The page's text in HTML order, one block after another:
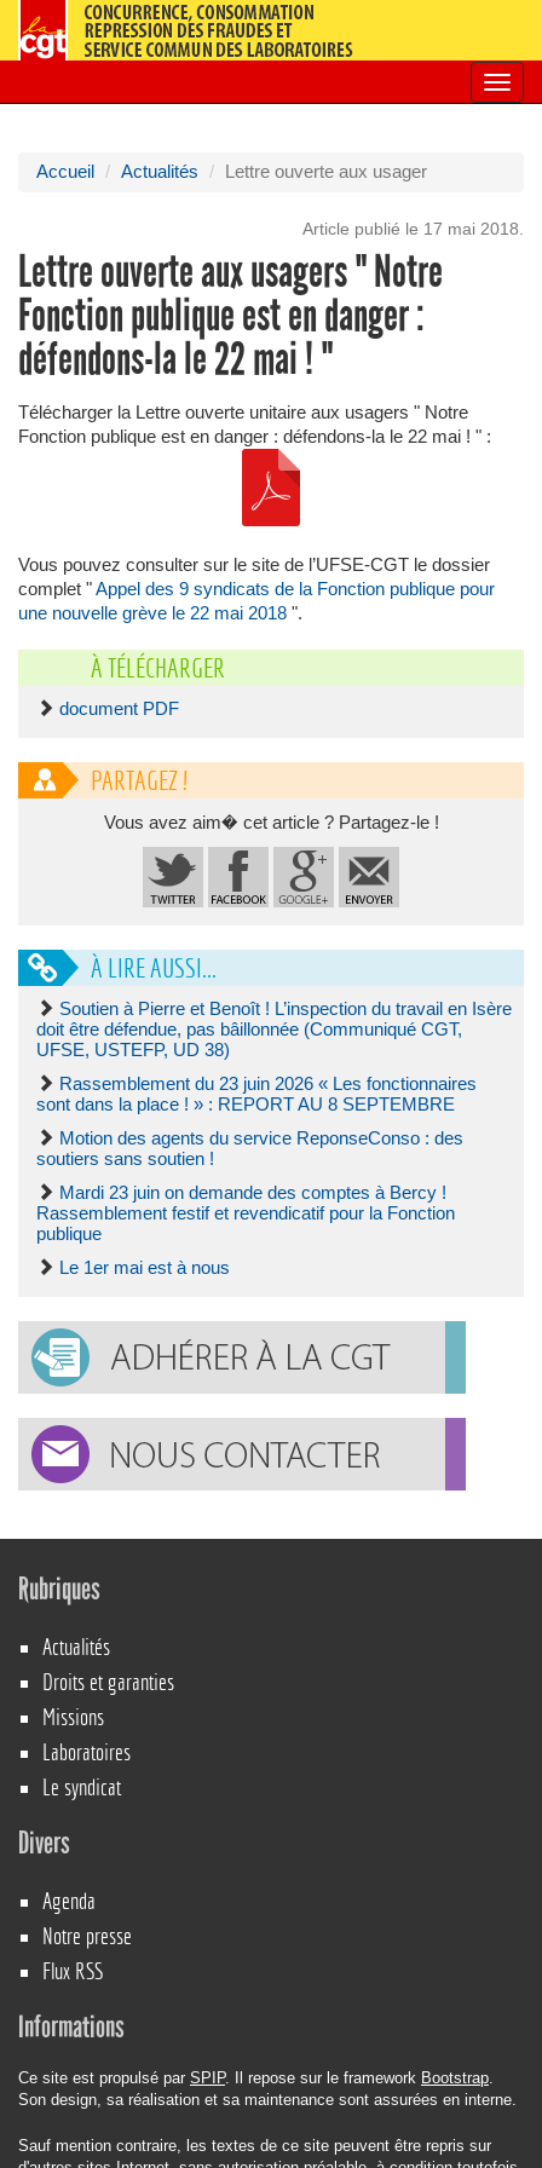
Accueil Actualités Lettre ouverte aux usager
Article publié le 17 mai 2018.
Lettre ouverte aux usagers " Notre
Fonction publique est en danger :
défendons-la le 22 mai ! "
Télécharger la Lettre ouverte unitaire aux usagers " Notre
Fonction publique est en danger : défendons-la le 22 mai ! " :
Vous pouvez consulter sur le site de l’UFSE-CGT le dossier
complet "Appel des 9 syndicats de la Fonction publique pour
une nouvelle grève le 22 mai 2018 ".
À TÉLÉCHARGER
document PDF
PARTAGEZ !
Vous avez aim� cet article ? Partagez-le !
À LIRE AUSSI...
Soutien à Pierre et Benoît ! L’inspection du travail en Isère
doit être défendue, pas bâillonnée (Communiqué CGT,
UFSE, USTEFP, UD 38)
Rassemblement du 23 juin 2026 « Les fonctionnaires
sont dans la place ! » : REPORT AU 8 SEPTEMBRE
Motion des agents du service ReponseConso : des
soutiers sans soutien !
Mardi 23 juin on demande des comptes à Bercy !
Rassemblement festif et revendicatif pour la Fonction
publique
Le 1er mai est à nous
Rubriques
Actualités
Droits et garanties
Missions
Laboratoires
Le syndicat
Divers
Agenda
Notre presse
Flux RSS
Informations
Ce site est propulsé par SPIP. Il repose sur le framework Bootstrap.
Son design, sa réalisation et sa maintenance sont assurées en interne.
Sauf mention contraire, les textes de ce site peuvent être repris sur